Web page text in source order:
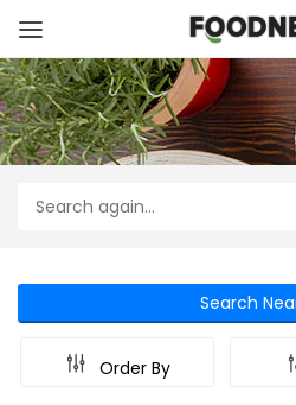
Search
Order By